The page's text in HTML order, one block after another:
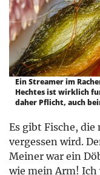
Ein Streamer im
Hechtes ist wirklich
daher Pflicht, auch
Es gibt Fische,
vergessen wird.
Meiner war ein
wie mein Arm! Ich